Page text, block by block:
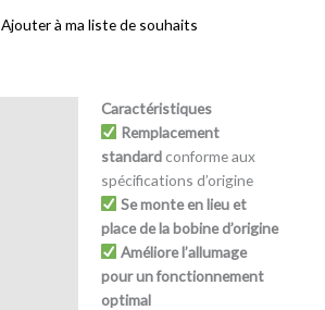
Ajouter à ma liste de souhaits
Caractéristiques
Remplacement
standardconforme aux
spécifications d’origine
Se monte en lieu et
place de la bobine d’origine
Améliore l’allumage
pour un fonctionnement
optimal